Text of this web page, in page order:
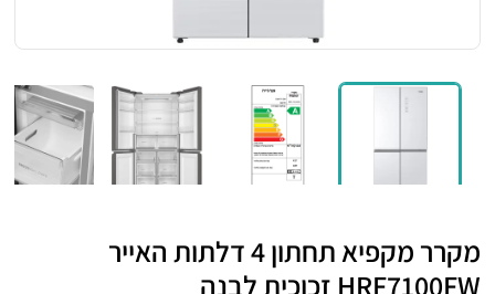
מקרר מקפיא תחתון 4 דלתות האייר
HRF7100FW זכוכית לבנה